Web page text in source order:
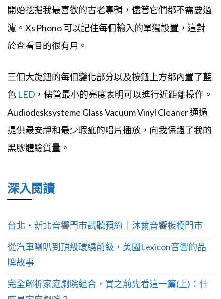
提供最安靜和最少瑕疵的唱片播放，向我保證了我的
黑膠體驗質量。
深入閱讀
從汽車喇叭到頂級環繞前級，美國Lexicon音響的品
完全解析家庭劇院組合，買之前先看這一篇(上)：什
麼是家庭劇院？
美國老廠三十年品牌 Pass Labs 進駐沐爾
Dynaudio Contour Legacy × SERBLIN & SON 發表會